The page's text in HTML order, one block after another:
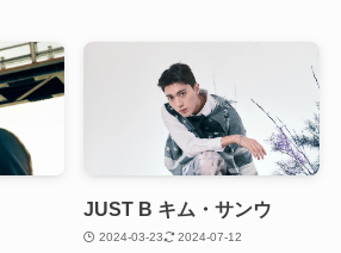
JUST B キム・サンウ
2024-03-23
2024-07-12